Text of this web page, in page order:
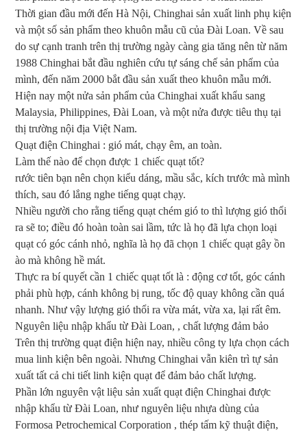
Thời gian đầu mới đến Hà Nội, Chinghai sản xuất linh phụ kiện
và một số sản phẩm theo khuôn mẫu cũ của Đài Loan. Về sau
do sự cạnh tranh trên thị trường ngày càng gia tăng nên từ năm
1988 Chinghai bắt đầu nghiên cứu tự sáng chế sản phẩm của
mình, đến năm 2000 bắt đầu sản xuất theo khuôn mẫu mới.
Hiện nay một nửa sản phẩm của Chinghai xuất khẩu sang
Malaysia, Philippines, Đài Loan, và một nửa được tiêu thụ tại
thị trường nội địa Việt Nam.
Quạt điện Chinghai : gió mát, chạy êm, an toàn.
Làm thế nào để chọn được 1 chiếc quạt tốt?
rước tiên bạn nên chọn kiểu dáng, mầu sắc, kích trước mà mình
thích, sau đó lắng nghe tiếng quạt chạy.
Nhiều người cho rằng tiếng quạt chém gió to thì lượng gió thổi
ra sẽ to; điều đó hoàn toàn sai lầm, tức là họ đã lựa chọn loại
quạt có góc cánh nhỏ, nghĩa là họ đã chọn 1 chiếc quạt gây ồn
ào mà không hề mát.
Thực ra bí quyết cần 1 chiếc quạt tốt là : động cơ tốt, góc cánh
phải phù hợp, cánh không bị rung, tốc độ quay không cần quá
nhanh. Như vậy lượng gió thổi ra vừa mát, vừa xa, lại rất êm.
Nguyên liệu nhập khẩu từ Đài Loan, , chất lượng đảm bảo
Trên thị trường quạt điện hiện nay, nhiều công ty lựa chọn cách
mua linh kiện bên ngoài. Nhưng Chinghai vẫn kiên trì tự sản
xuất tất cả chi tiết linh kiện quạt để đảm bảo chất lượng.
Phần lớn nguyên vật liệu sản xuất quạt điện Chinghai được
nhập khẩu từ Đài Loan, như nguyên liệu nhựa dùng của
Formosa Petrochemical Corporation , thép tấm kỹ thuật điện,